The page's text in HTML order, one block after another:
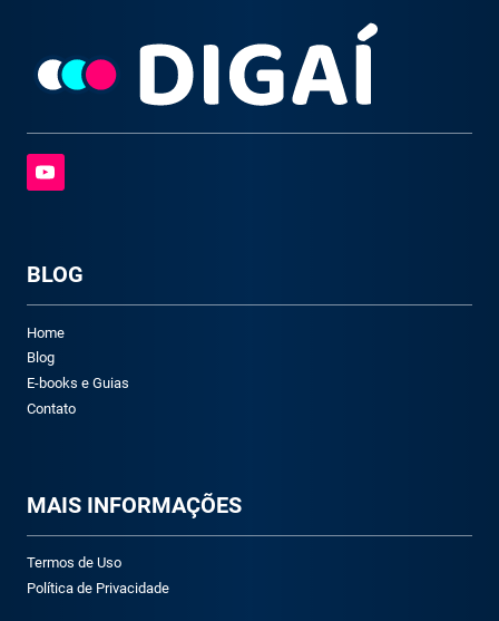
BLOG
Home
Blog
E-books e Guias
Contato
MAIS INFORMAÇÕES
Termos de Uso
Política de Privacidade